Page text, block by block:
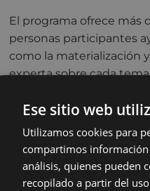
El programa ofrece más
personas participantes
como la materialización
experta sobre cada
Por otra parte, se les
poder trabajar su
La participación en el
networking, así como el
Ese sitio web
Utilizamos cookies para
compartimos
análisis, quienes pueden
recopilado a partir del